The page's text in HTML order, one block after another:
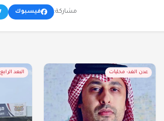
مشاركة: فيسبوك
عدن الغد- محليات البعد الرابع